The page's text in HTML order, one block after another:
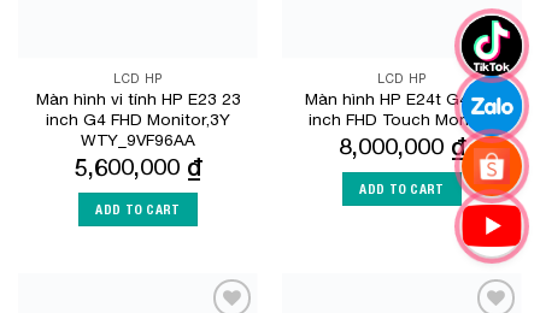
LCD HP
Màn hình vi tính HP E23 23
inch G4 FHD Monitor,3Y
WTY_9VF96AA
5,600,000 ₫
ADD TO CART
LCD HP
Màn hình HP E24t G4 23-
inch FHD Touch Monitor
8,000,000 ₫
ADD TO CART